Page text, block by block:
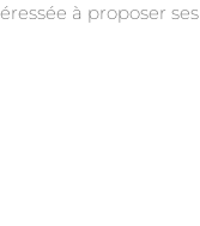
à proposer